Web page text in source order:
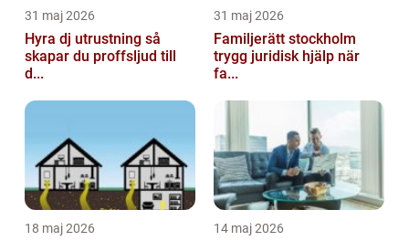
31 maj 2026
Hyra dj utrustning så
skapar du proffsljud till
d...
31 maj 2026
Familjerätt stockholm
trygg juridisk hjälp när
fa...
18 maj 2026 14 maj 2026